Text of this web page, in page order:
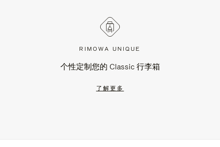
RIMOWA UNIQUE
个性定制您的 Classic 行李箱
了解更多